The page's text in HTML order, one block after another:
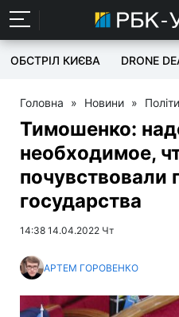
ОБСТРІЛ КИЄВА DRONE
Головна » Новини »
Тимошенко:
необходимое,
почувствовали
государства
14:38 14.04.2022 Чт
АРТЕМ ГОРОВЕНКО